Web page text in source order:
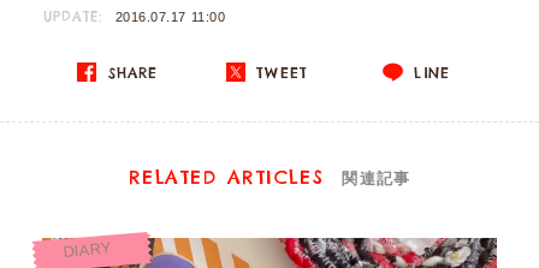
UPDATE: 2016.07.17 11:00
SHARE TWEET LINE
RELATED ARTICLES 関連記事
DIARY